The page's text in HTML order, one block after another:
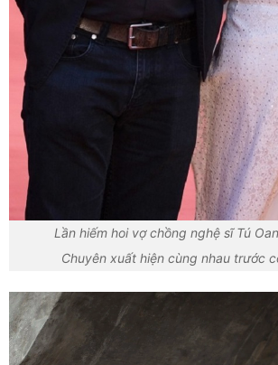
Lần hiếm hoi vợ chồng nghệ sĩ Tú
Chuyên xuất hiện cùng nhau trước